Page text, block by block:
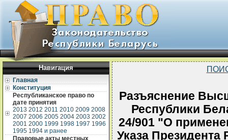
Навигация
Главная
Конституция
Республиканское право по
дате принятия
2013 2012 2011 2010 2009 2008
2007 2006 2005 2004 2003 2002
2001 2000 1999 1998 1997 1996
1995 1994 и ранее
Правовые акты местных
Разъяснение
Республики
24/901 "О
Указа Президента